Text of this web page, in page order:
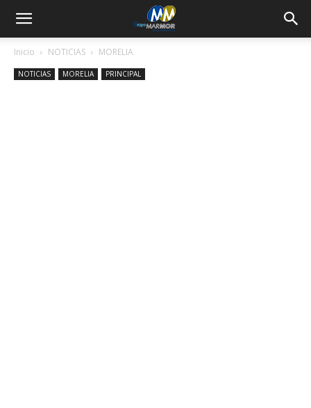
Inicio NOTICIAS MORELIA
NOTICIAS MORELIA PRINCIPAL